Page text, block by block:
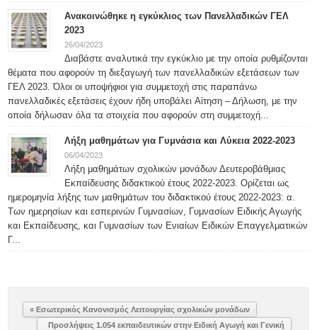
Ανακοινώθηκε η εγκύκλιος των Πανελλαδικών ΓΕΛ
2023
26/04/2023
Διαβάστε αναλυτικά την εγκύκλιο με την οποία ρυθμίζονται
θέματα που αφορούν τη διεξαγωγή των πανελλαδικών εξετάσεων των
ΓΕΛ 2023. Όλοι οι υποψήφιοι για συμμετοχή στις παραπάνω
πανελλαδικές εξετάσεις έχουν ήδη υποβάλει Αίτηση – Δήλωση, με την
οποία δήλωσαν όλα τα στοιχεία που αφορούν στη συμμετοχή...
Λήξη μαθημάτων για Γυμνάσια και Λύκεια 2022-2023
06/04/2023
Λήξη μαθημάτων σχολικών μονάδων Δευτεροβάθμιας
Εκπαίδευσης διδακτικού έτους 2022-2023. Ορίζεται ως
ημερομηνία λήξης των μαθημάτων του διδακτικού έτους 2022-2023: α.
Των ημερησίων και εσπερινών Γυμνασίων, Γυμνασίων Ειδικής Αγωγής
και Εκπαίδευσης, και Γυμνασίων των Ενιαίων Ειδικών Επαγγελματικών
Γ...
« Εσωτερικός Κανονισμός Λειτουργίας σχολικών μονάδων
Προσλήψεις 1.054 εκπαιδευτικών στην Ειδική Αγωγή και Γενική